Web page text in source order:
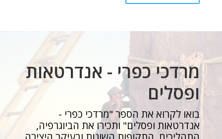
מרדכי כפרי - אנדרטאות
ופסלים
בואו לקרוא את הספר "מרדכי כפרי -
אנדרטאות ופסלים" ותכירו את הביוגרפיה,